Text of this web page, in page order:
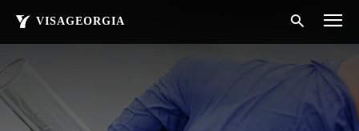
VISAGEORGIA